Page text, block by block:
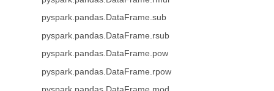
pyspark.pandas.DataFrame.sub
pyspark.pandas.DataFrame.rsub
pyspark.pandas.DataFrame.pow
pyspark.pandas.DataFrame.rpow